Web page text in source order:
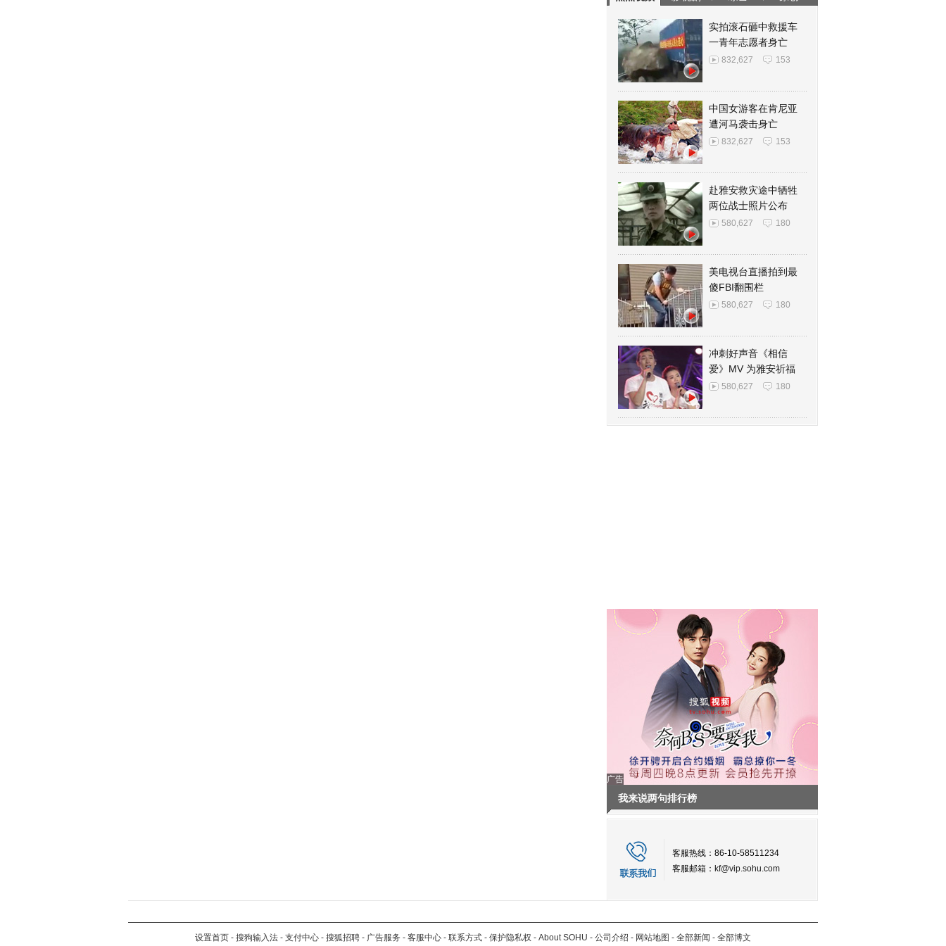
实拍滚石砸中救援车
一青年志愿者身亡
832,627 153
中国女游客在肯尼亚
遭河马袭击身亡
832,627 153
赴雅安救灾途中牺牲
两位战士照片公布
580,627 180
美电视台直播拍到最
傻FBI翻围栏
580,627 180
冲刺好声音《相信
爱》MV 为雅安祈福
580,627 180
广告
我来说两句排行榜
客服热线：86-10-58511234
客服邮箱： kf@vip.sohu.com
设置首页 - 搜狗输入法 - 支付中心 - 搜狐招聘 - 广告服务 - 客服中心 - 联系方式 - 保护隐私权 - About SOHU - 公司介绍 - 网站地图 - 全部新闻 - 全部博文